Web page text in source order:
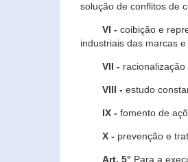
solução de conflitos de
VI - coibição e
industriais das marcas
VII -
VIII - estudo
IX - fomento de
X - prevenção e
Art. 5° Para a